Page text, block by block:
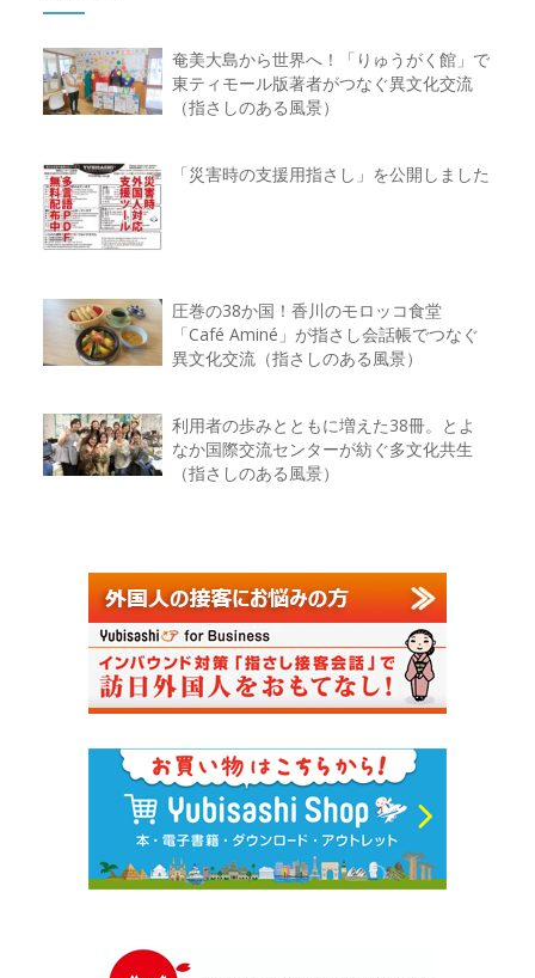
奄美大島から世界へ！「りゅうがく館」で
東ティモール版著者がつなぐ異文化交流
（指さしのある風景）
「災害時の支援用指さし」を公開しました
圧巻の38か国！香川のモロッコ食堂
「Café Aminé」が指さし会話帳でつなぐ
異文化交流（指さしのある風景）
利用者の歩みとともに増えた38冊。とよ
なか国際交流センターが紡ぐ多文化共生
（指さしのある風景）